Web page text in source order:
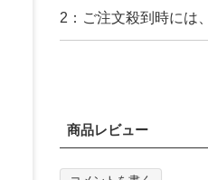
2：ご注文殺到時には
商品レビュー